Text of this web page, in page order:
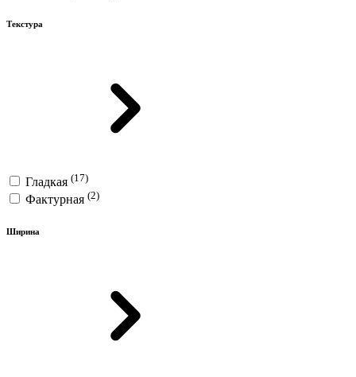
Текстура
Гладкая (17)
Фактурная (2)
Ширина